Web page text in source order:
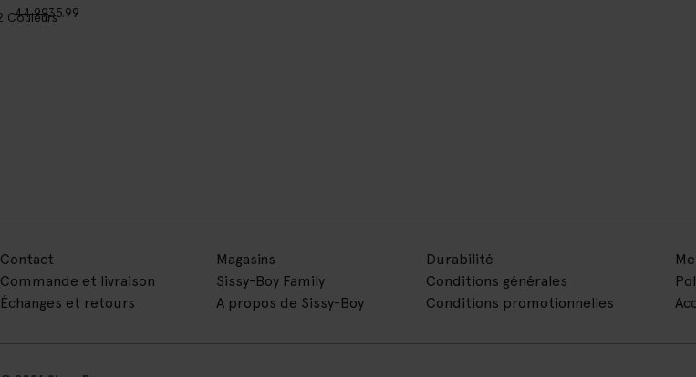
44.9935.99
Couleurs
Contact
Commande et livraison
Échanges et retours
Magasins
Sissy-Boy Family
A propos de Sissy-Boy
Durabilité
Conditions générales
Conditions promotionnelles